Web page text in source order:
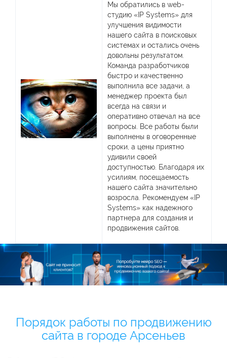
Мы обратились в web-
студию «IP Systems» для
улучшения видимости
нашего сайта в поисковых
системах и остались очень
довольны результатом.
Команда разработчиков
быстро и качественно
выполнила все задачи, а
менеджер проекта был
всегда на связи и
оперативно отвечал на все
вопросы. Все работы были
выполнены в оговоренные
сроки, а цены приятно
удивили своей
доступностью. Благодаря их
усилиям, посещаемость
нашего сайта значительно
возросла. Рекомендуем «IP
Systems» как надежного
партнера для создания и
продвижения сайтов.
Порядок работы по продвижению
сайта в городе Арсеньев